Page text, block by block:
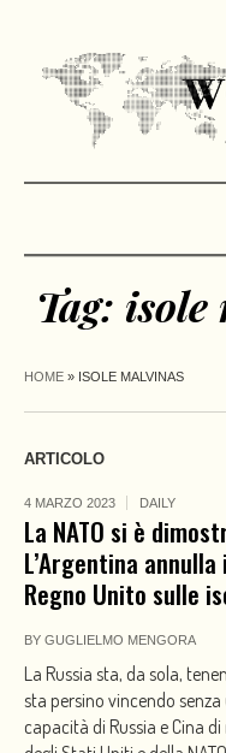
Tag: isole
HOME » ISOLE MALVINAS
ARTICOLO
4 MARZO 2023 DAILY
La NATO si è
L’Argentina
Regno Unito sulle
BY GUGLIELMO MENGORA
La Russia sta, da sola,
sta persino vincendo
capacità di Russia e Cina